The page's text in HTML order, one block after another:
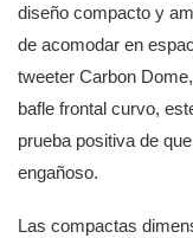
diseño compacto y
de acomodar en
tweeter Carbon
bafle frontal curvo,
prueba positiva de
engañoso.
Las compactas